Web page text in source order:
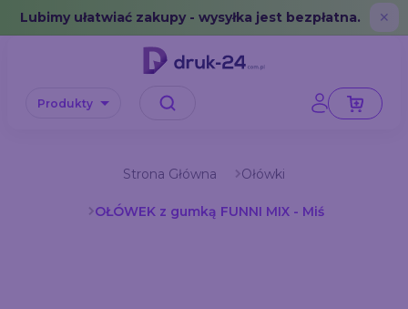
Error: No data in cache or invalid format
Lubimy ułatwiać zakupy - wysyłka jest bezpłatna. ✕
Produkty
Strona Główna Ołówki
OŁÓWEK z gumką FUNNI MIX - Miś